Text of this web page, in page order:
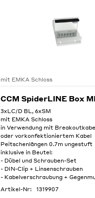
mit EMKA Schloss
CCM SpiderLINE Box
3xLC/D BL, 6xSM
mit EMKA Schloss
in Verwendung mit
oder vorkonfektioniertem Kabel
Peitschenlängen 0.7m ungestuft
inklusive in Beutel:
- Dübel und Schrauben-Set
- DIN-Clip + Linsenschrauben
- Kabelverschraubung +
Artikel-Nr:
1319907